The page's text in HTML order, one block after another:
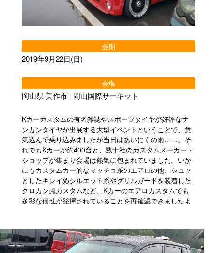
会期
2019年9月22日(日)
会場
岡山県 美作市 | 岡山国際サーキット
Kカーカスタムの有名雑誌やスポーツタイヤが好評なナ
ンカンタイヤが出展する大型イベントということで、意
気込んで乗り込みましたが当日はあいにくの雨……。そ
れでもKカーが約400台と、数十社のカスタムメーカー・
ショップが集まり会場は熱気に包まれていました。いか
にもカスタムカー的なマッチョ系のエアロの他、シュッ
としたキレイめシルエット系やグリルガードを装着した
クロカン風カスタムなど、Kカーのエアロカスタムでも
多彩な個性が発揮されていることを再確認できましたよ